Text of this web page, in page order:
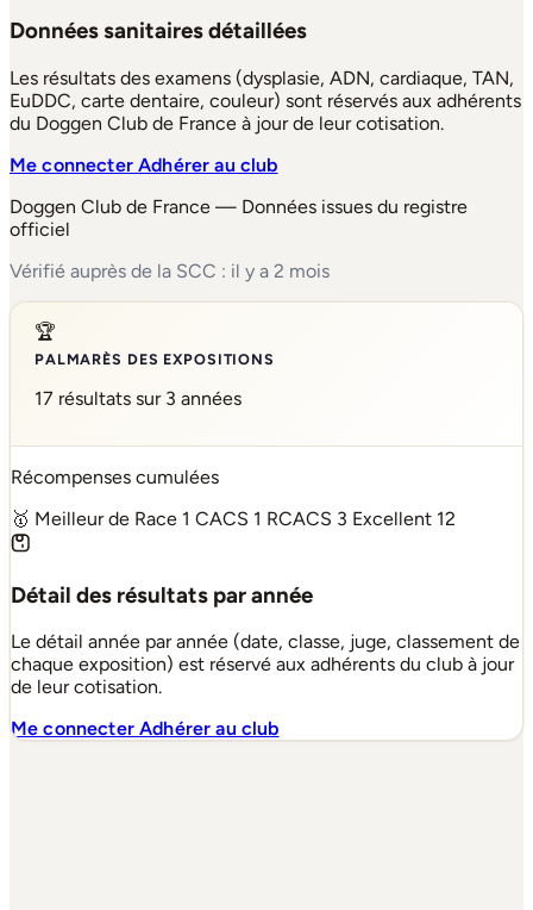
Données sanitaires détaillées
Les résultats des examens (dysplasie, ADN, cardiaque, TAN,
EuDDC, carte dentaire, couleur) sont réservés aux adhérents
du Doggen Club de France à jour de leur cotisation.
Me connecterAdhérer au club
Doggen Club de France — Données issues du registre
officiel
Vérifié auprès de la SCC : il y a 2 mois
🏆
PALMARÈS DES EXPOSITIONS
17 résultats sur 3 années
Récompenses cumulées
🥇 Meilleur de Race 1 CACS 1 RCACS 3 Excellent 12
Détail des résultats par année
Le détail année par année (date, classe, juge, classement de
chaque exposition) est réservé aux adhérents du club à jour
de leur cotisation.
Me connecterAdhérer au club